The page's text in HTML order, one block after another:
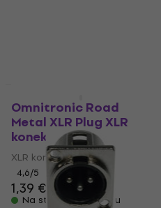
Omnitronic Road
Metal XLR Plug XLR
konektor
XLR konektor
4,6/5
1,39 € 1,69 €
Na stanju u skladištu